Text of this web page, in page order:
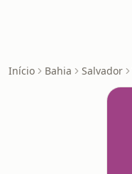
Início Bahia Salvador